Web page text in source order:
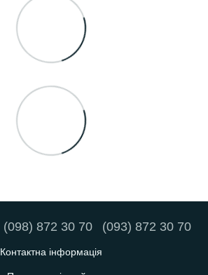
(098) 872 30 70 (093) 872 30 70
Контактна інформація